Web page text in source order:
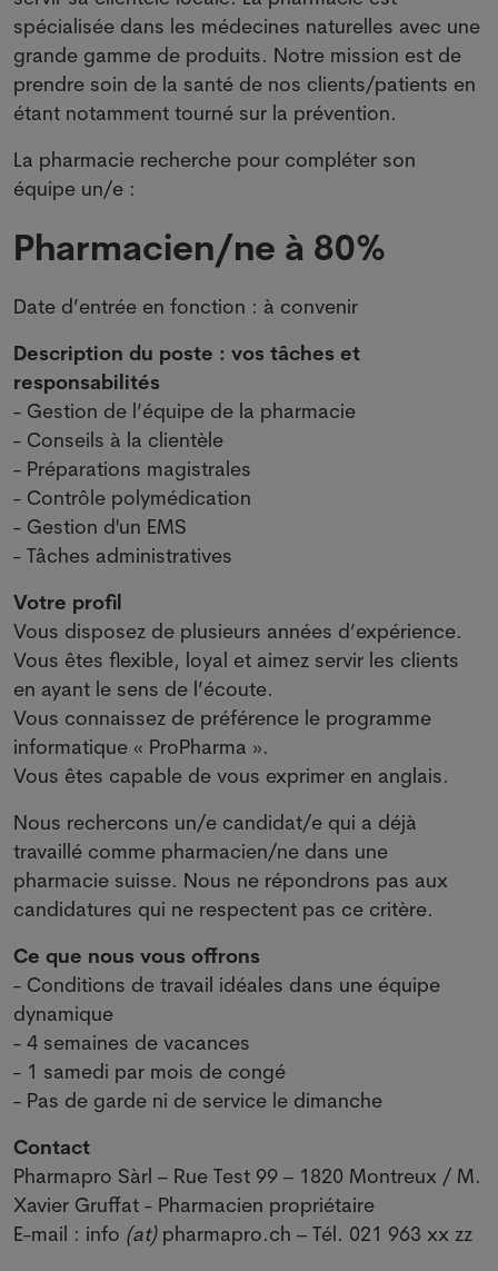
spécialisée dans les médecines naturelles avec une
grande gamme de produits. Notre mission est de
prendre soin de la santé de nos clients/patients en
étant notamment tourné sur la prévention.
La pharmacie recherche pour compléter son
équipe un/e :
Pharmacien/ne à 80%
Date d’entrée en fonction : à convenir
Description du poste : vos tâches et
responsabilités
- Gestion de l’équipe de la pharmacie
- Conseils à la clientèle
- Préparations magistrales
- Contrôle polymédication
- Gestion d'un EMS
- Tâches administratives
Votre profil
Vous disposez de plusieurs années d’expérience.
Vous êtes flexible, loyal et aimez servir les clients
en ayant le sens de l’écoute.
Vous connaissez de préférence le programme
informatique « ProPharma ».
Vous êtes capable de vous exprimer en anglais.
Nous rechercons un/e candidat/e qui a déjà
travaillé comme pharmacien/ne dans une
pharmacie suisse. Nous ne répondrons pas aux
candidatures qui ne respectent pas ce critère.
Ce que nous vous offrons
- Conditions de travail idéales dans une équipe
dynamique
- 4 semaines de vacances
- 1 samedi par mois de congé
- Pas de garde ni de service le dimanche
Contact
Pharmapro Sàrl – Rue Test 99 – 1820 Montreux / M.
Xavier Gruffat - Pharmacien propriétaire
E-mail : info (at)pharmapro.ch – Tél. 021 963 xx zz